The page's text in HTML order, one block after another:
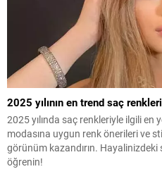
2025 yılının en trend saç
2025 yılında saç renkleriyle ilgili en
modasına uygun renk önerileri ve
görünüm kazandırın. Hayalinizdeki
öğrenin!